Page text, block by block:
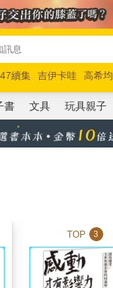
續集 吉伊卡哇 高希均
動員5 超慢跑
書 文具 玩具親子
TOP 3